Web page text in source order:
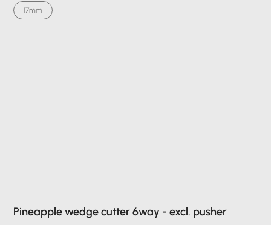
17mm
Pineapple wedge cutter 6way - excl. pusher